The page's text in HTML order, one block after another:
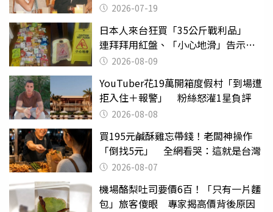
2026-07-19
日本人來台狂買「35公斤戰利品」
連拜拜用紅盤、「小心地滑」告示牌
也帶回家
2026-08-09
YouTuber花19萬開箱度假村「到場遭
拒入住＋報警」 粉絲怒灌1星負評
2026-08-08
買195元鹹酥雞忘帶錢！老闆神操作
「倒找5元」 全網看哭：這就是台灣
2026-08-07
機場酪梨吐司要價6百！「只有一片麵
包」旅客傻眼 專家揭高價背後原因